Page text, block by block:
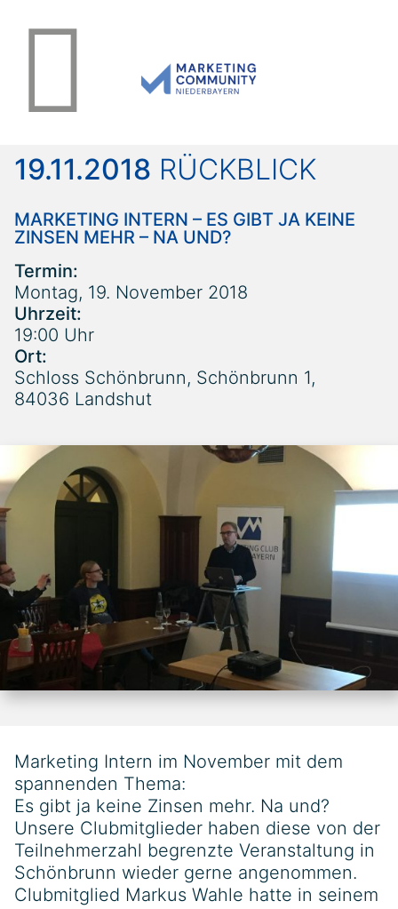
19.11.2018 RÜCKBLICK
MARKETING INTERN – ES GIBT JA KEINE
ZINSEN MEHR – NA UND?
Termin:
Montag, 19. November 2018
Uhrzeit:
19:00 Uhr
Ort:
Schloss Schönbrunn, Schönbrunn 1,
84036 Landshut
Marketing Intern im November mit dem
spannenden Thema:
Es gibt ja keine Zinsen mehr. Na und?
Unsere Clubmitglieder haben diese von der
Teilnehmerzahl begrenzte Veranstaltung in
Schönbrunn wieder gerne angenommen.
Clubmitglied Markus Wahle hatte in seinem